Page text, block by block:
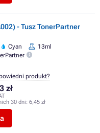
- Tusz TonerPartner
Cyan
13ml
zł
30 dni: 6,45 zł
produkt?